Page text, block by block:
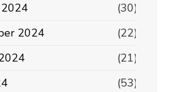
(30)
2024
(22)
(21)
(53)